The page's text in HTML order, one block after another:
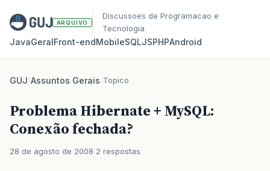
ARQUIVO
Discussoes de Programacao e
Tecnologia
JavaGeralFront‑endMobileSQLJSPHPAndroid
GUJ/Assuntos Gerais/Topico
Problema Hibernate + MySQL:
Conexão fechada?
28 de agosto de 2008 2 respostas